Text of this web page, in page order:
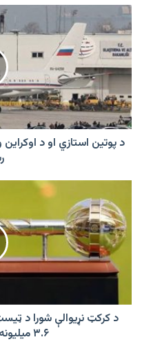
د
پوتین
استازي
او
د
اوکراین
ولسمشر
د
خبرو
اترو
رسیدلي
د پوتین استازي او د
کرکټ
نړیوالې
شورا
ټیسټ
چیمپین
ګټونکي
لوبډلېد کرکټ نړیوالې شورا د
۳.۶ میلیونه ډالر انعام ورکوي